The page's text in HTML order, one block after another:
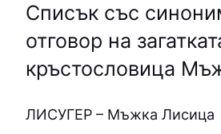
Списък със
отговор на
кръстословица
ЛИCУГEP – Мъжка Лисица